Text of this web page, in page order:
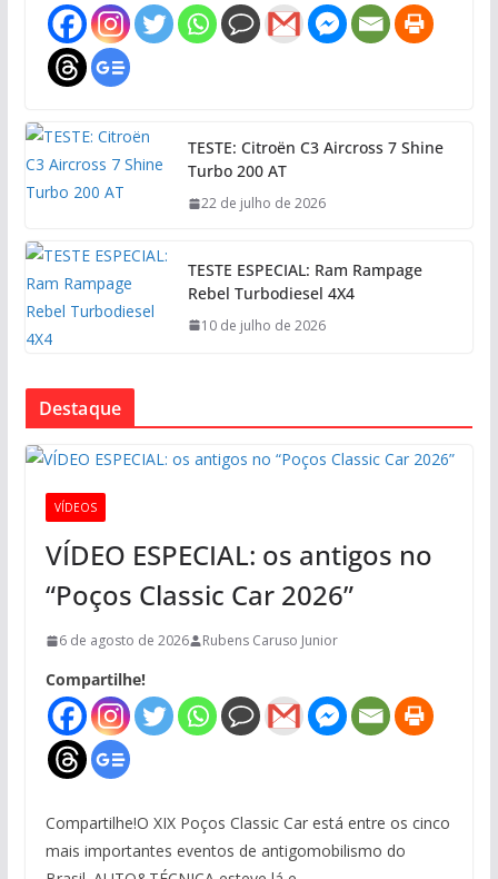
TESTE: Citroën C3 Aircross 7 Shine
Turbo 200 AT
22 de julho de 2026
TESTE ESPECIAL: Ram Rampage
Rebel Turbodiesel 4X4
10 de julho de 2026
Destaque
VÍDEOS
VÍDEO ESPECIAL: os antigos no
“Poços Classic Car 2026”
6 de agosto de 2026 Rubens Caruso Junior
Compartilhe!
Compartilhe!O XIX Poços Classic Car está entre os cinco
mais importantes eventos de antigomobilismo do